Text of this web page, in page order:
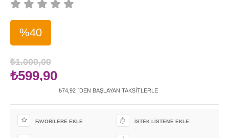
%40
İndirim
₺1.000,00
₺599,90
₺74,92 `DEN BAŞLAYAN TAKSITLERLE
FAVORILERE EKLE İSTEK LISTEME EKLE